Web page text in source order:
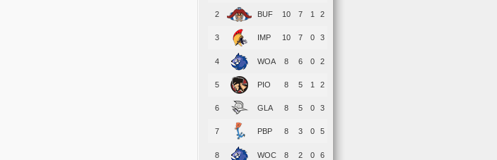
2 BUF 10 7 1 2
3 IMP 10 7 0 3
4 WOA 8 6 0 2
5 PIO 8 5 1 2
6 GLA 8 5 0 3
7 PBP 8 3 0 5
8 WOC 8 2 0 6